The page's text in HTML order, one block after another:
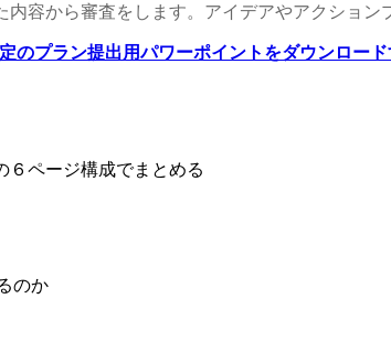
容から審査をします。アイデアやアクショ
のプラン提出用パワーポイントをダウンロー
６ページ構成でまとめる
のか